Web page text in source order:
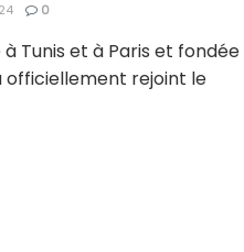
0
Tunis et à Paris et fondée
officiellement rejoint le